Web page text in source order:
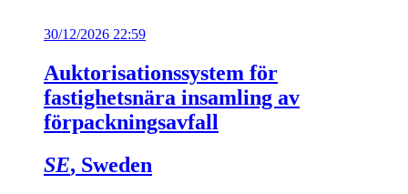
30/12/2026 22:59
Auktorisationssystem för
fastighetsnära insamling av
förpackningsavfall
SE, Sweden